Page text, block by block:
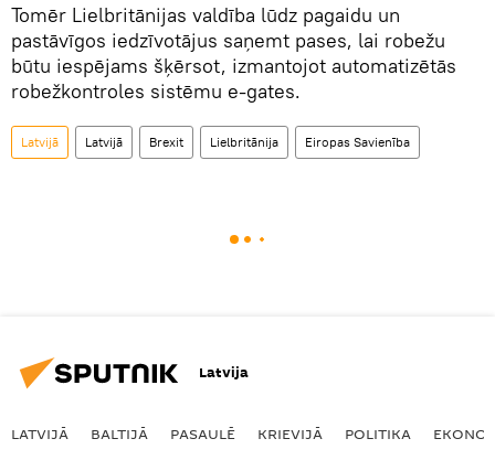
Tomēr Lielbritānijas valdība lūdz pagaidu un
pastāvīgos iedzīvotājus saņemt pases, lai robežu
būtu iespējams šķērsot, izmantojot automatizētās
robežkontroles sistēmu e-gates.
Latvijā Latvijā Brexit Lielbritānija Eiropas Savienība
Latvija
LATVIJĀ BALTIJĀ PASAULĒ KRIEVIJĀ POLITIKA